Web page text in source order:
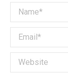
Name *
Email *
Website